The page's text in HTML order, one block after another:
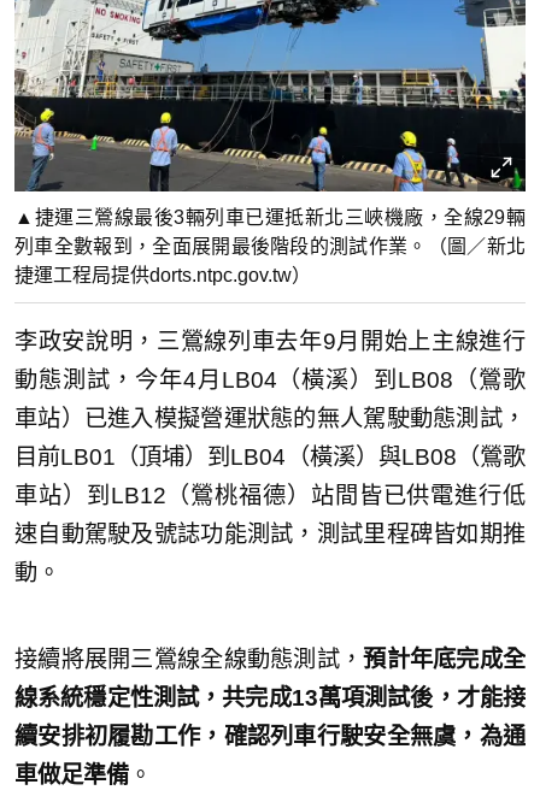
▲捷運三鶯線最後3輛列車已運抵新北三峽機廠，全線29輛
列車全數報到，全面展開最後階段的測試作業。（圖／新北
捷運工程局提供dorts.ntpc.gov.tw）
李政安說明，三鶯線列車去年9月開始上主線進行
動態測試，今年4月LB04（橫溪）到LB08（鶯歌
車站）已進入模擬營運狀態的無人駕駛動態測試，
目前LB01（頂埔）到LB04（橫溪）與LB08（鶯歌
車站）到LB12（鶯桃福德）站間皆已供電進行低
速自動駕駛及號誌功能測試，測試里程碑皆如期推
動。
接續將展開三鶯線全線動態測試，預計年底完成全
線系統穩定性測試，共完成13萬項測試後，才能接
續安排初履勘工作，確認列車行駛安全無虞，為通
車做足準備 。